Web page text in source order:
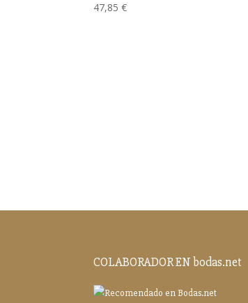
47,85€
COLABORADOR EN bodas.net